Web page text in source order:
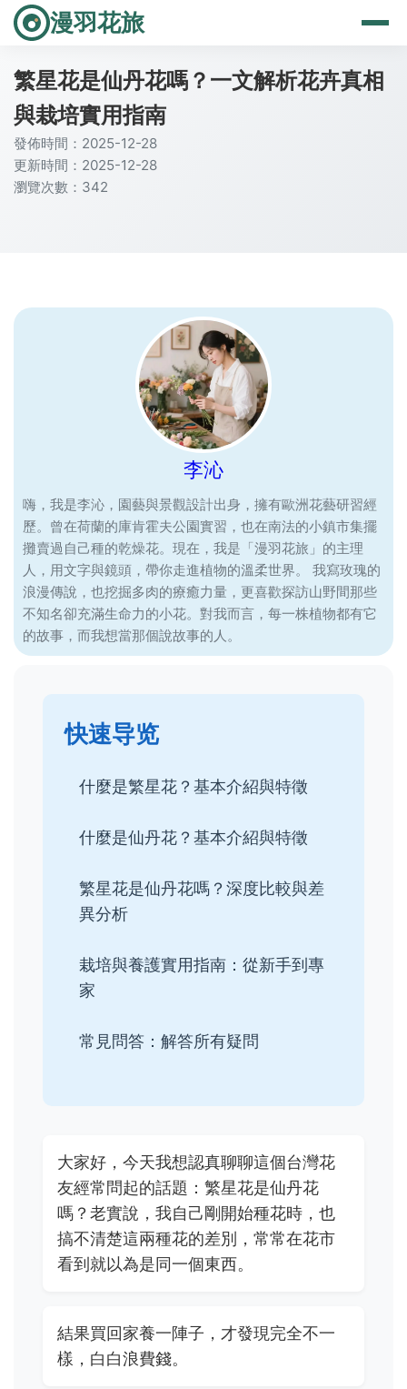
漫羽花旅
繁星花是仙丹花嗎？一文解析花卉真相
與栽培實用指南
發佈時間：2025-12-28
更新時間：2025-12-28
瀏覽次數：342
李沁
嗨，我是李沁，園藝與景觀設計出身，擁有歐洲花藝研習經
歷。曾在荷蘭的庫肯霍夫公園實習，也在南法的小鎮市集擺
攤賣過自己種的乾燥花。現在，我是「漫羽花旅」的主理
人，用文字與鏡頭，帶你走進植物的溫柔世界。 我寫玫瑰的
浪漫傳說，也挖掘多肉的療癒力量，更喜歡探訪山野間那些
不知名卻充滿生命力的小花。對我而言，每一株植物都有它
的故事，而我想當那個說故事的人。
快速导览
什麼是繁星花？基本介紹與特徵
什麼是仙丹花？基本介紹與特徵
繁星花是仙丹花嗎？深度比較與差
異分析
栽培與養護實用指南：從新手到專
家
常見問答：解答所有疑問
大家好，今天我想認真聊聊這個台灣花
友經常問起的話題：繁星花是仙丹花
嗎？老實說，我自己剛開始種花時，也
搞不清楚這兩種花的差別，常常在花市
看到就以為是同一個東西。
結果買回家養一陣子，才發現完全不一
樣，白白浪費錢。